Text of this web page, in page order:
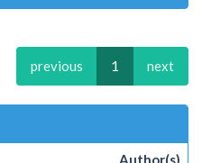
previous 1 next
Author(s)